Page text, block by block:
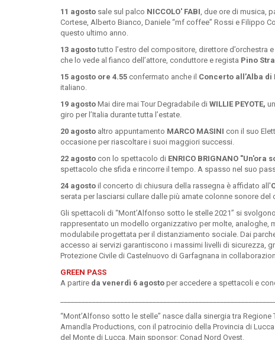
11 agosto sale sul palco NICCOLO' FABI, due ore di musica,
Cortese, Alberto Bianco, Daniele “mf coffee” Rossi e Filippo
questo ultimo anno.
13 agostotutto l’estro del compositore, direttore d’orchestra
che lo vede al fianco dell’attore, conduttore e regista Pino
15 agosto ore 4.55 confermato anche il Concerto all’Alba d i
italiano.
19 agosto Mai dire mai Tour Degradabile di WILLIE PEYOTE,
giro per l’Italia durante tutta l’estate.
20 agosto altro appuntamento MARCO MASINI con il suo
occasione per riascoltare i suoi maggiori successi.
22 agosto con lo spettacolo di ENRICO BRIGNANO "Un'ora
spettacolo che sfida e rincorre il tempo. A spasso nel suo
24 agosto il concerto di chiusura della rassegna è affidato all'
serata per lasciarsi cullare dalle più amate colonne sonore del
Gli spettacoli di “Mont’Alfonso sotto le stelle 2021” si
rappresentato un modello organizzativo per molte, analoghe,
modulabile progettata per il distanziamento sociale. Dai
accesso ai servizi garantiscono i massimi livelli di sicurezza,
Protezione Civile di Castelnuovo di Garfagnana in
GREEN PASS
A partire da venerdì 6 agosto per accedere a spettacoli e
“Mont’Alfonso sotto le stelle” nasce dalla sinergia tra
Amandla Productions, con il patrocinio della Provincia di
del Monte di Lucca. Main sponsor: Conad Nord Ovest.